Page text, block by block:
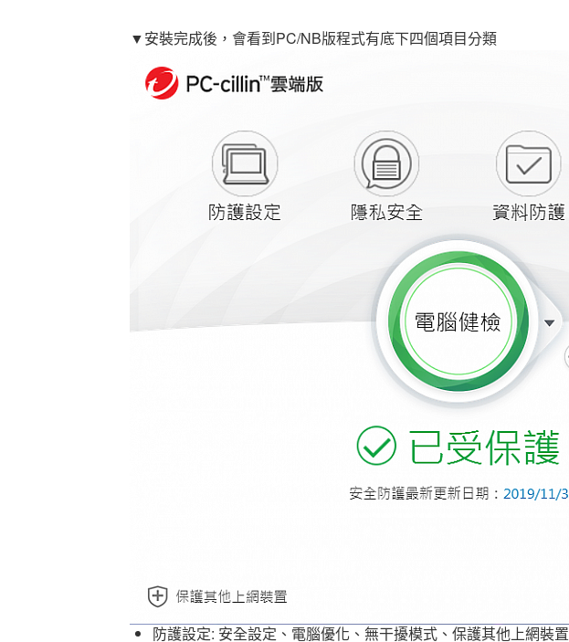
▼安裝完成後，會看到PC/NB版程式有底下四個項目分類
防護設定: 安全設定、電腦優化、無干擾模式、保護其他上網裝置